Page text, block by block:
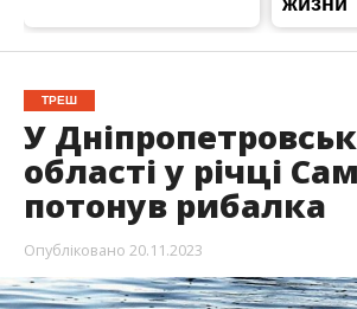
ТРЕШ
У
області у річці
потонув рибалка
Опубліковано 20.11.2023